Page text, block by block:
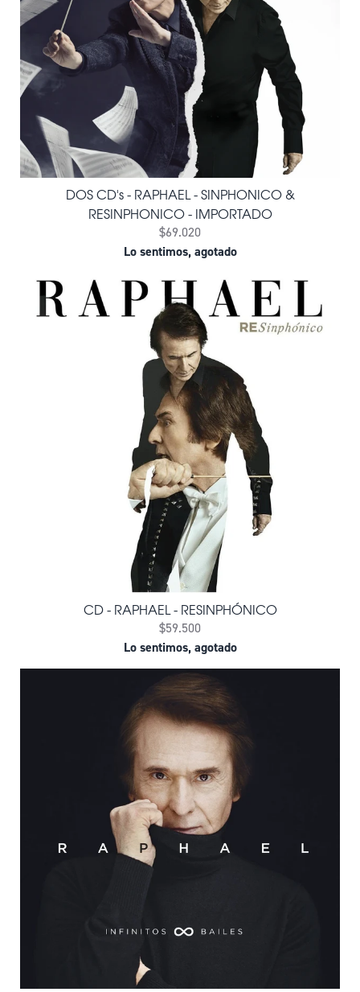
DOS CD's - RAPHAEL - SINPHONICO &
RESINPHONICO - IMPORTADO
$69.020
Lo sentimos, agotado
CD - RAPHAEL - RESINPHÓNICO
$59.500
Lo sentimos, agotado